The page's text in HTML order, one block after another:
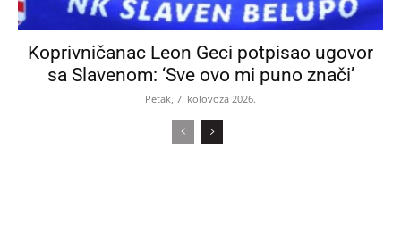
Koprivničanac Leon Geci potpisao ugovor
sa Slavenom: ‘Sve ovo mi puno znači’
Petak, 7. kolovoza 2026.